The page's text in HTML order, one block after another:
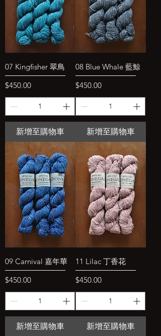
07 Kingfisher 翠鳥
價格
$450.00
新增至購物車
08 Blue Whale 藍鯨
價格
$450.00
新增至購物車
09 Carnival 嘉年華
價格
$450.00
新增至購物車
11 Lilac 丁香花
價格
$450.00
新增至購物車